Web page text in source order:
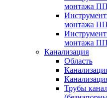
монтажа
монтажа
монтажа
Канализация
Область
Трубы